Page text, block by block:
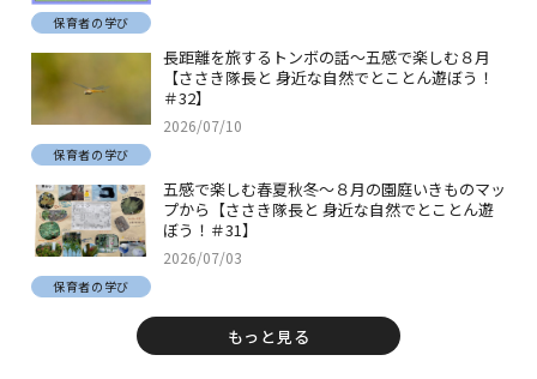
保育者の学び
長距離を旅するトンボの話～五感で楽しむ８月
【ささき隊長と 身近な自然でとことん遊ぼう！
＃32】
2026/07/10
保育者の学び
五感で楽しむ春夏秋冬～８月の園庭いきものマッ
プから【ささき隊長と 身近な自然でとことん遊
ぼう！＃31】
2026/07/03
保育者の学び
もっと見る